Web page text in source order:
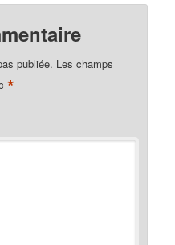
publiée. Les champs
*